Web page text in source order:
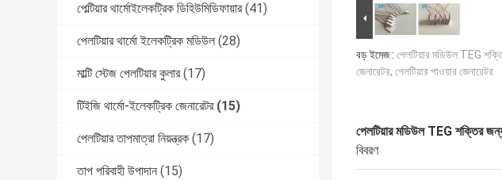
পেল্টিয়ার থার্মোইলেকট্রিক ডিহিউমিডিফায়ার (41)
পেলটিয়ার থার্মো ইলেকট্রিক মডিউল (28)
মাল্টি স্টেজ পেলটিয়ার কুলার (17)
টিইজি থার্মো-ইলেকট্রিক জেনারেটর (15)
পেলটিয়ার তাপমাত্রা নিয়ন্ত্রক (17)
তাপ পরিবাহী উপাদান (15)
বড় ইমেজ : পেলটিয়ার মডিউল TEG
জেনারেটর, পেলটিয়ার পাওয়ার জেনারেটর
পেলটিয়ার মডিউল TEG শক্তির জন্য
বিবরণ